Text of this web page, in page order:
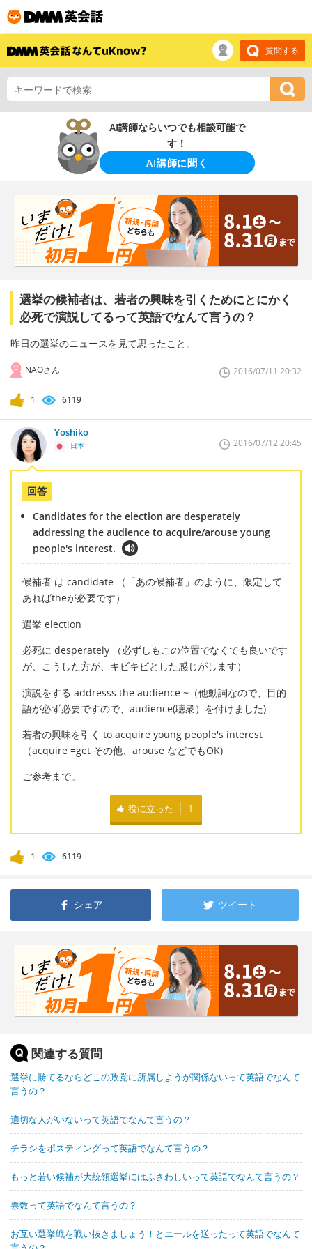
質問する
AI講師ならいつでも相談可能で
す！
AI講師に聞く
選挙の候補者は、若者の興味を引くためにとにかく
必死で演説してるって英語でなんて言うの？
昨日の選挙のニュースを見て思ったこと。
NAOさん 2016/07/11 20:32
1 6119
Yoshiko
日本 2016/07/12 20:45
回答
Candidates for the election are desperately
addressing the audience to acquire/arouse young
people's interest.
候補者 は candidate （「あの候補者」のように、限定して
あればtheが必要です）
選挙 election
必死に desperately （必ずしもこの位置でなくても良いです
が、こうした方が、キビキビとした感じがします）
演説をする addresss the audience ~（他動詞なので、目的
語が必ず必要ですので、audience(聴衆）を付けました)
若者の興味を引く to acquire young people's interest
（acquire =get その他、arouse などでもOK)
ご参考まで。
役に立った 1
1 6119
シェア ツイート
関連する質問
選挙に勝てるならどこの政党に所属しようが関係ないって英語でなんて
言うの？
適切な人がいないって英語でなんて言うの？
チラシをポスティングって英語でなんて言うの？
もっと若い候補が大統領選挙にはふさわしいって英語でなんて言うの？
票数って英語でなんて言うの？
お互い選挙戦を戦い抜きましょう！とエールを送ったって英語でなんて